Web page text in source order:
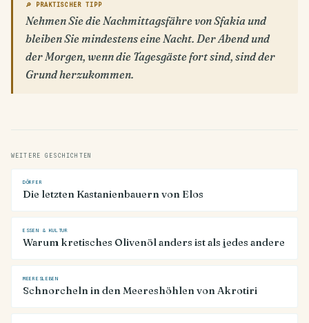
🔎 PRAKTISCHER TIPP
Nehmen Sie die Nachmittagsfähre von Sfakia und
bleiben Sie mindestens eine Nacht. Der Abend und
der Morgen, wenn die Tagesgäste fort sind, sind der
Grund herzukommen.
WEITERE GESCHICHTEN
DÖRFER
Die letzten Kastanienbauern von Elos
ESSEN & KULTUR
Warum kretisches Olivenöl anders ist als jedes andere
MEERESLEBEN
Schnorcheln in den Meereshöhlen von Akrotiri